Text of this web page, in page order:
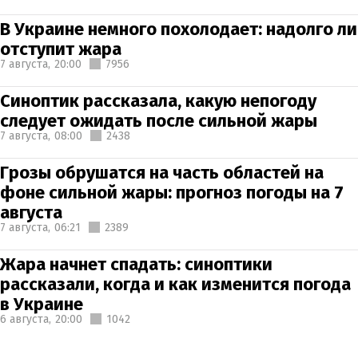
В Украине немного похолодает: надолго ли
отступит жара
7 августа, 20:00 7956
Синоптик рассказала, какую непогоду
следует ожидать после сильной жары
7 августа, 08:00 2438
Грозы обрушатся на часть областей на
фоне сильной жары: прогноз погоды на 7
августа
7 августа, 06:21 2389
Жара начнет спадать: синоптики
рассказали, когда и как изменится погода
в Украине
6 августа, 20:00 1042